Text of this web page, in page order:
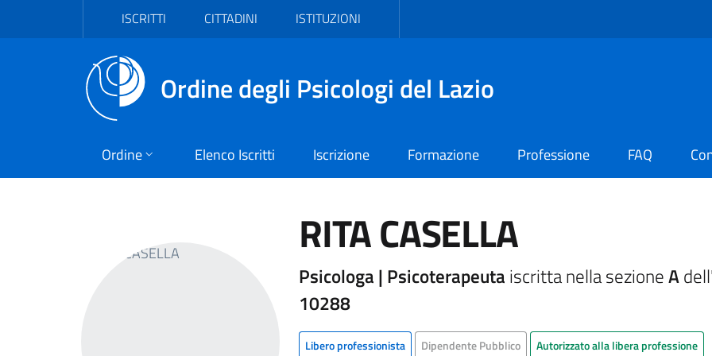
Vai al contenuto principale
ISCRITTI CITTADINI ISTITUZIONI
Ordine degli Psicologi del Lazio
Ordine Elenco Iscritti Iscrizione Formazione Professione FAQ
RITA CASELLA
Psicologa | Psicoterapeuta iscritta nella sezioneA
10288
Libero professionista Dipendente Pubblico Autorizzato alla libera professione